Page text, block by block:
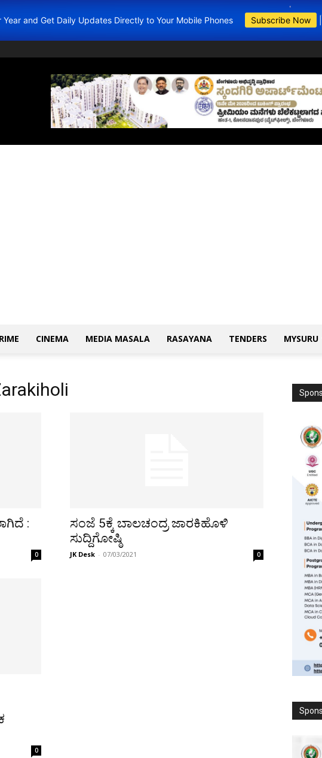
and Get Daily Updates Directly to Your Mobile Phones Subscribe Now
BDA Apartments
CINEMA MEDIA MASALA RASAYANA TENDERS MYSURU
:
0
ಸಂಜೆ 5ಕ್ಕೆ ಬಾಲಚಂದ್ರ ಜಾರಕಿಹೊಳಿ
ಸುದ್ದಿಗೋಷ್ಠಿ
JK Desk - 07/03/2021 0
0